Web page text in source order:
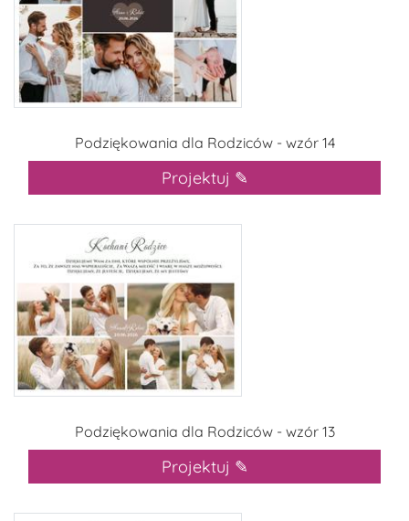
Podziękowania dla Rodziców - wzór 14
Projektuj ✎
Podziękowania dla Rodziców - wzór 13
Projektuj ✎